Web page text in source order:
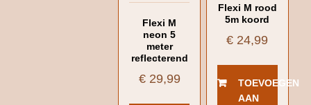
Flexi M
neon 5
meter
reflecterend
€29,99
Flexi M rood
5m koord
€ 24,99
TOEVOEGEN
AAN